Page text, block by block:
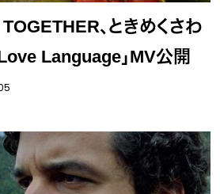
、ときめくさわ
Language」MV公開